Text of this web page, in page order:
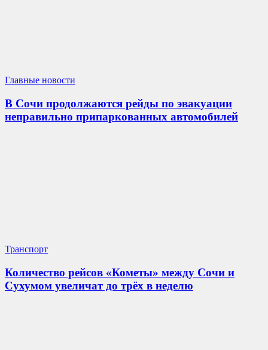
Главные новости
В Сочи продолжаются рейды по эвакуации
неправильно припаркованных автомобилей
Транспорт
Количество рейсов «Кометы» между Сочи и
Сухумом увеличат до трёх в неделю